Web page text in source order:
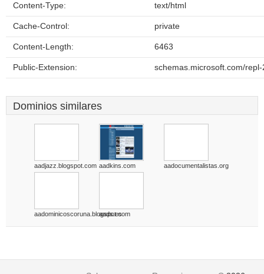
Content-Type: text/html
Cache-Control: private
Content-Length: 6463
Public-Extension: schemas.microsoft.com/repl-
Dominios similares
aadjazz.blogspot.com aadkins.com aadocumentalistas.org
aadominicoscoruna.blogspot.com
aads.es